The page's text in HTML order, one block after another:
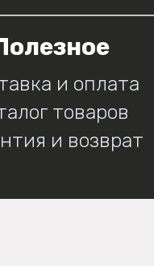
и оплата
товаров
и возврат